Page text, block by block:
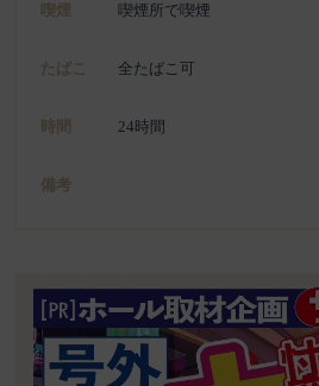
喫煙 喫煙所で喫煙
たばこ 全たばこ可
時間 24時間
備考